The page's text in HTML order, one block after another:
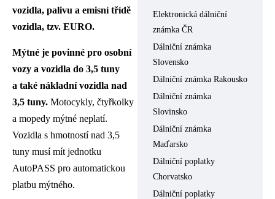
vozidla, palivu a emisní třídě
vozidla, tzv. EURO.
Mýtné je povinné pro osobní
vozy a vozidla do 3,5 tuny
a také nákladní vozidla nad
3,5 tuny. Motocykly, čtyřkolky
a mopedy mýtné neplatí.
Vozidla s hmotností nad 3,5
tuny musí mít jednotku
AutoPASS pro automatickou
platbu mýtného.
Elektronická dálniční
známka ČR
Dálniční známka
Slovensko
Dálniční známka Rakousko
Dálniční známka
Slovinsko
Dálniční známka
Maďarsko
Dálniční poplatky
Chorvatsko
Dálniční poplatky